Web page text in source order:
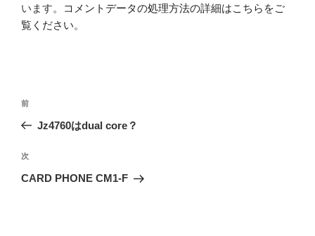
います。
コメントデータの処理方法の詳細はこちらをご
覧ください。
投
ビ
ゲ
前
の
稿
前
Jz4760はdual core？
次
の
次
CARD PHONE CM1-F